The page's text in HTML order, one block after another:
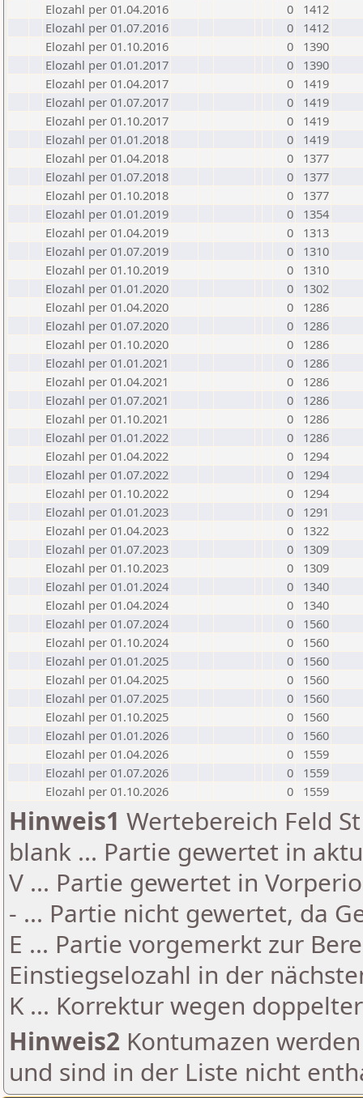
Elozahl per 01.04.2016
0
1412
Elozahl per 01.07.2016
0
1412
Elozahl per 01.10.2016
0
1390
Elozahl per 01.01.2017
0
1390
Elozahl per 01.04.2017
0
1419
Elozahl per 01.07.2017
0
1419
Elozahl per 01.10.2017
0
1419
Elozahl per 01.01.2018
0
1419
Elozahl per 01.04.2018
0
1377
Elozahl per 01.07.2018
0
1377
Elozahl per 01.10.2018
0
1377
Elozahl per 01.01.2019
0
1354
Elozahl per 01.04.2019
0
1313
Elozahl per 01.07.2019
0
1310
Elozahl per 01.10.2019
0
1310
Elozahl per 01.01.2020
0
1302
Elozahl per 01.04.2020
0
1286
Elozahl per 01.07.2020
0
1286
Elozahl per 01.10.2020
0
1286
Elozahl per 01.01.2021
0
1286
Elozahl per 01.04.2021
0
1286
Elozahl per 01.07.2021
0
1286
Elozahl per 01.10.2021
0
1286
Elozahl per 01.01.2022
0
1286
Elozahl per 01.04.2022
0
1294
Elozahl per 01.07.2022
0
1294
Elozahl per 01.10.2022
0
1294
Elozahl per 01.01.2023
0
1291
Elozahl per 01.04.2023
0
1322
Elozahl per 01.07.2023
0
1309
Elozahl per 01.10.2023
0
1309
Elozahl per 01.01.2024
0
1340
Elozahl per 01.04.2024
0
1340
Elozahl per 01.07.2024
0
1560
Elozahl per 01.10.2024
0
1560
Elozahl per 01.01.2025
0
1560
Elozahl per 01.04.2025
0
1560
Elozahl per 01.07.2025
0
1560
Elozahl per 01.10.2025
0
1560
Elozahl per 01.01.2026
0
1560
Elozahl per 01.04.2026
0
1559
Elozahl per 01.07.2026
0
1559
Elozahl per 01.10.2026
0 1559
Hinweis1 Wertebereich Feld
blank ... Partie gewertet in
V ... Partie gewertet in
- ... Partie nicht gewertet, da
E ... Partie vorgemerkt zur
Einstiegselozahl in der
K ... Korrektur wegen
Hinweis2 Kontumazen
und sind in der Liste nicht